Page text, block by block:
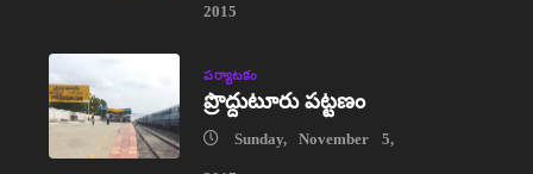
2015
పర్యాటకం
ప్రొద్దుటూరు పట్టణం
Sunday, November 5,